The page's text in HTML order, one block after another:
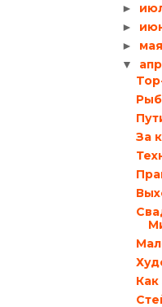
►
►
► мая
▼
За